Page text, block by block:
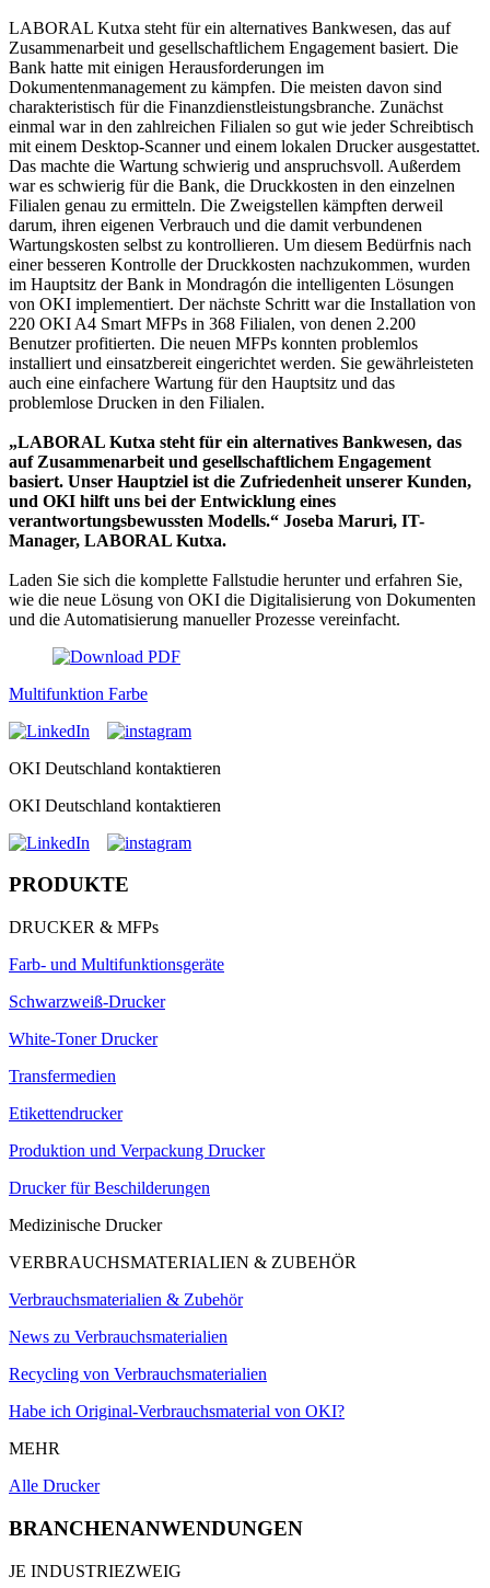
LABORAL Kutxa steht für ein alternatives Bankwesen, das auf
Zusammenarbeit und gesellschaftlichem Engagement basiert. Die
Bank hatte mit einigen Herausforderungen im
Dokumentenmanagement zu kämpfen. Die meisten davon sind
charakteristisch für die Finanzdienstleistungsbranche. Zunächst
einmal war in den zahlreichen Filialen so gut wie jeder Schreibtisch
mit einem Desktop-Scanner und einem lokalen Drucker ausgestattet.
Das machte die Wartung schwierig und anspruchsvoll. Außerdem
war es schwierig für die Bank, die Druckkosten in den einzelnen
Filialen genau zu ermitteln. Die Zweigstellen kämpften derweil
darum, ihren eigenen Verbrauch und die damit verbundenen
Wartungskosten selbst zu kontrollieren. Um diesem Bedürfnis nach
einer besseren Kontrolle der Druckkosten nachzukommen, wurden
im Hauptsitz der Bank in Mondragón die intelligenten Lösungen
von OKI implementiert. Der nächste Schritt war die Installation von
220 OKI A4 Smart MFPs in 368 Filialen, von denen 2.200
Benutzer profitierten. Die neuen MFPs konnten problemlos
installiert und einsatzbereit eingerichtet werden. Sie gewährleisteten
auch eine einfachere Wartung für den Hauptsitz und das
problemlose Drucken in den Filialen.
„LABORAL Kutxa steht für ein alternatives Bankwesen, das
auf Zusammenarbeit und gesellschaftlichem Engagement
basiert. Unser Hauptziel ist die Zufriedenheit unserer Kunden,
und OKI hilft uns bei der Entwicklung eines
verantwortungsbewussten Modells.“ Joseba Maruri, IT-
Manager, LABORAL Kutxa.
Laden Sie sich die komplette Fallstudie herunter und erfahren Sie,
wie die neue Lösung von OKI die Digitalisierung von Dokumenten
und die Automatisierung manueller Prozesse vereinfacht.
Multifunktion Farbe
OKI Deutschland kontaktieren
OKI Deutschland kontaktieren
PRODUKTE
DRUCKER & MFPs
Farb- und Multifunktionsgeräte
Schwarzweiß-Drucker
White-Toner Drucker
Transfermedien
Etikettendrucker
Produktion und Verpackung Drucker
Drucker für Beschilderungen
Medizinische Drucker
VERBRAUCHSMATERIALIEN & ZUBEHÖR
Verbrauchsmaterialien & Zubehör
News zu Verbrauchsmaterialien
Recycling von Verbrauchsmaterialien
Habe ich Original-Verbrauchsmaterial von OKI?
MEHR
Alle Drucker
BRANCHENANWENDUNGEN
JE INDUSTRIEZWEIG